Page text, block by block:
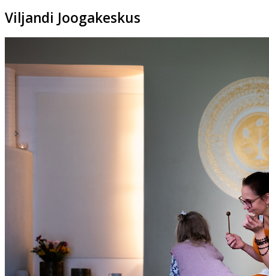
Viljandi Joogakeskus
Oled oodatud!